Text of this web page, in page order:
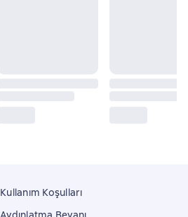
Kullanım Koşulları